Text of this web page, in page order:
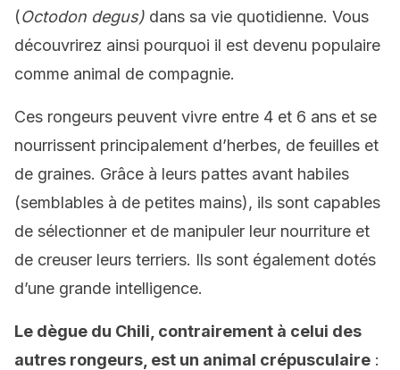
(Octodon degus) dans sa vie quotidienne. Vous
découvrirez ainsi pourquoi il est devenu populaire
comme animal de compagnie.
Ces rongeurs peuvent vivre entre 4 et 6 ans et se
nourrissent principalement d’herbes, de feuilles et
de graines. Grâce à leurs pattes avant habiles
(semblables à de petites mains), ils sont capables
de sélectionner et de manipuler leur nourriture et
de creuser leurs terriers. Ils sont également dotés
d’une grande intelligence.
Le dègue du Chili, contrairement à celui des
autres rongeurs, est un animal crépusculaire :